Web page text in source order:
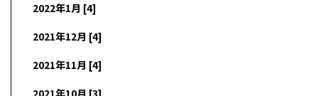
2022年1月 [4]
2021年12月 [4]
2021年11月 [4]